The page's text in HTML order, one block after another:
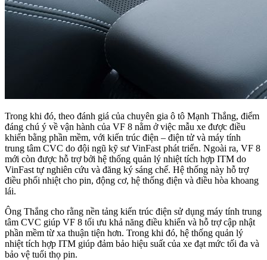
Trong khi đó, theo đánh giá của chuyên gia ô tô Mạnh Thắng, điểm
đáng chú ý về vận hành của VF 8 nằm ở việc mẫu xe được điều
khiển bằng phần mềm, với kiến trúc điện – điện tử và máy tính
trung tâm CVC do đội ngũ kỹ sư VinFast phát triển. Ngoài ra, VF 8
mới còn được hỗ trợ bởi hệ thống quản lý nhiệt tích hợp ITM do
VinFast tự nghiên cứu và đăng ký sáng chế. Hệ thống này hỗ trợ
điều phối nhiệt cho pin, động cơ, hệ thống điện và điều hòa khoang
lái.
Ông Thắng cho rằng nền tảng kiến trúc điện sử dụng máy tính trung
tâm CVC giúp VF 8 tối ưu khả năng điều khiển và hỗ trợ cập nhật
phần mềm từ xa thuận tiện hơn. Trong khi đó, hệ thống quản lý
nhiệt tích hợp ITM giúp đảm bảo hiệu suất của xe đạt mức tối đa và
bảo vệ tuổi thọ pin.